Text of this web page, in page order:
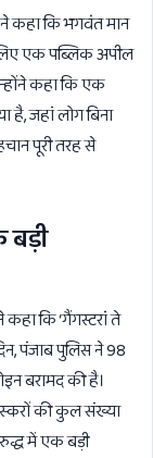
ने कहा कि भगवंत मान
एक पब्लिक अपील
कहा कि एक
जहां लोग बिना
पूरी तरह से
कि ‘गैंगस्टरां ते
पंजाब पुलिस ने 98
बरामद की है।
की कुल संख्या
में एक बड़ी